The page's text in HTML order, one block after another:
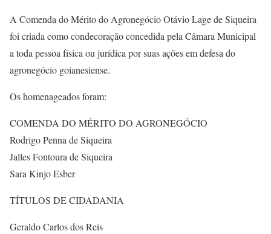
A Comenda do Mérito do Agronegócio Otávio Lage de Siqueira
foi criada como condecoração concedida pela Câmara Municipal
a toda pessoa física ou jurídica por suas ações em defesa do
agronegócio goianesiense.
Os homenageados foram:
COMENDA DO MÉRITO DO AGRONEGÓCIO
Rodrigo Penna de Siqueira
Jalles Fontoura de Siqueira
Sara Kinjo Esber
TÍTULOS DE CIDADANIA
Geraldo Carlos dos Reis